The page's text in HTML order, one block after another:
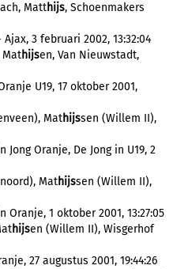
Matthijs, Schoenmakers
3 februari 2002, 13:32:04
Mathijsen, Van Nieuwstadt,
U19, 17 oktober 2001,
Mathijssen (Willem II),
Oranje, De Jong in U19, 2
Mathijssen (Willem II),
1 oktober 2001, 13:27:05
hijsen (Willem II), Wisgerhof
27 augustus 2001, 19:44:26